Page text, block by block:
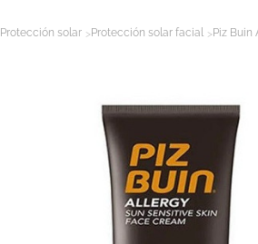
Protección solar Protección solar facial Piz Buin